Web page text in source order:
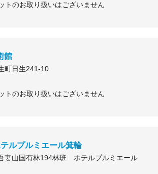
トのお取り扱いはございません
館
町日生241-10
トのお取り扱いはございません
ルプルミエール箕輪
妻山国有林194林班 ホテルプルミエール